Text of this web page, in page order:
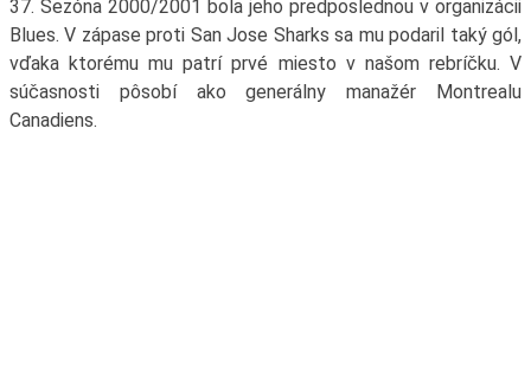
37. Sezóna 2000/2001 bola jeho predposlednou v organizácii
Blues. V zápase proti San Jose Sharks sa mu podaril taký gól,
vďaka ktorému mu patrí prvé miesto v našom rebríčku. V
súčasnosti pôsobí ako generálny manažér Montrealu
Canadiens.